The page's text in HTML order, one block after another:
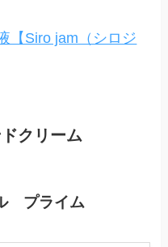
【Siro jam（シロジ
クリーム
プライム